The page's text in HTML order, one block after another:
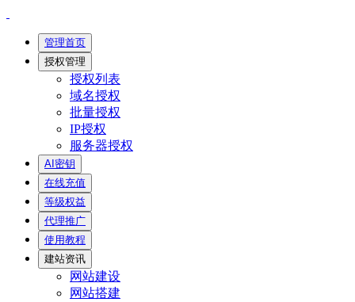
管理首页
授权管理
授权列表
域名授权
批量授权
IP授权
服务器授权
AI密钥
在线充值
等级权益
代理推广
使用教程
建站资讯
网站建设
网站搭建